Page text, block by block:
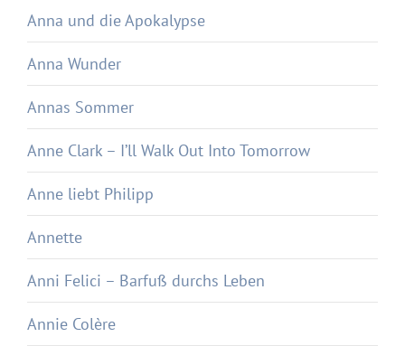
Anna und die Apokalypse
Anna Wunder
Annas Sommer
Anne Clark – I’ll Walk Out Into Tomorrow
Anne liebt Philipp
Annette
Anni Felici – Barfuß durchs Leben
Annie Colère